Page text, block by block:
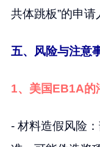
共体跳板”的申请
五、风险与注意
1、美国EB1A的
- 材料造假风险